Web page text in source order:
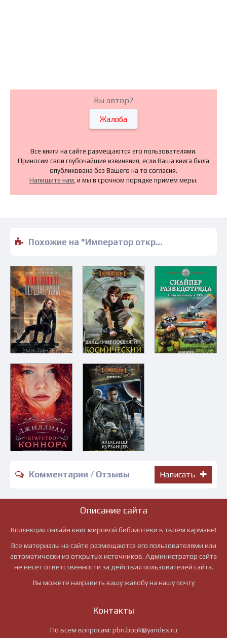
Вы автор?
Жалоба
Все книги на сайте размещаются его пользователями.
Приносим свои глубочайшие извинения, если Ваша книга была
опубликована без Вашего на то согласия.
Напишите нам, и мы в срочном порядке примем меры.
Похожие на "Император открывает глаза - Дмитрий Колосов" книги читать бесплатно полные версии
Комментарии / Отзывы Написать
Описание сайта
Коллекция онлайн книг мировой библиотеки в твоем кармане!
Все материалы на сайте размещаются его пользователями или
автоматически из открытых источников. Администратор сайта
не несёт ответственности за действия пользователей сайта.
Вы можете направить вашу жалобу на нашу почту
Контакты
По всем вопросам: pbn.book@yandex.ru